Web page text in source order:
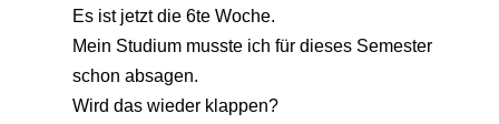
Es ist jetzt die 6te Woche.
Mein Studium musste ich für dieses Semester
schon absagen.
Wird das wieder klappen?